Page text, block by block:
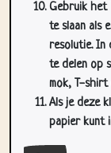
Gebruik het
te slaan als
resolutie. In
te delen op
mok, T-shirt
Als je deze
papier kunt